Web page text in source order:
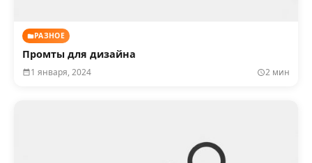
РАЗНОЕ
Промты для дизайна
1 января, 2024 2 мин